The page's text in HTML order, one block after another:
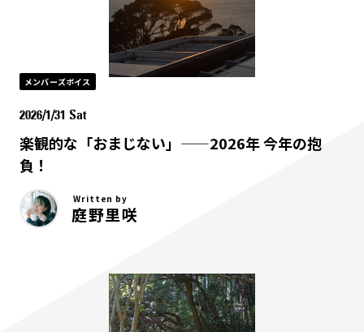
メンバーズボイス
2026/1/31 Sat
楽観的な「おまじない」——2026年 今年の抱
負！
Written by
庭野里咲